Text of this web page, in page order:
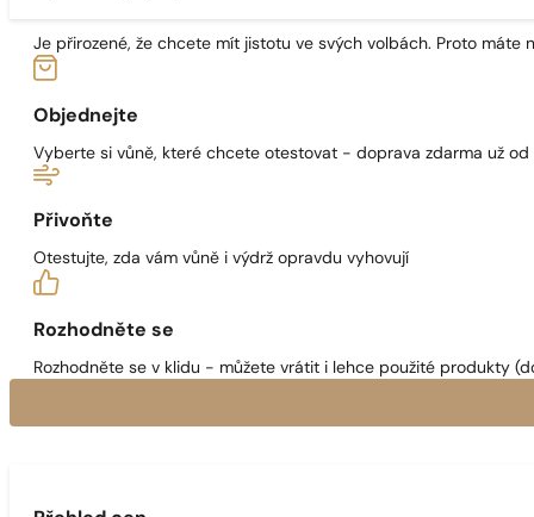
Je přirozené, že chcete mít jistotu ve svých volbách. Proto máte
Objednejte
Vyberte si vůně, které chcete otestovat - doprava zdarma už
Přivoňte
Otestujte, zda vám vůně i výdrž opravdu vyhovují
Rozhodněte se
Rozhodněte se v klidu - můžete vrátit i lehce použité produkty